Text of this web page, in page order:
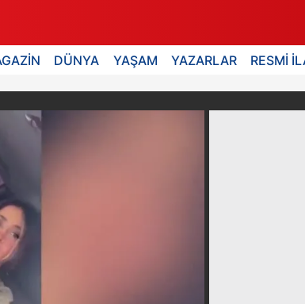
DÜNYA YAŞAM YAZARLAR RESMİ